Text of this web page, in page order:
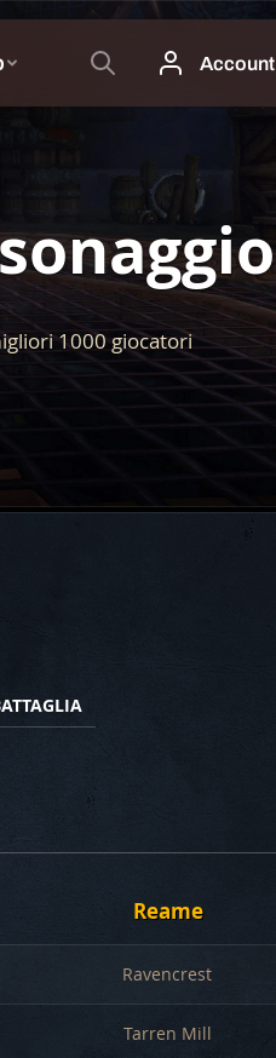
1000 giocatori
Reame
Ravencrest
Tarren Mill